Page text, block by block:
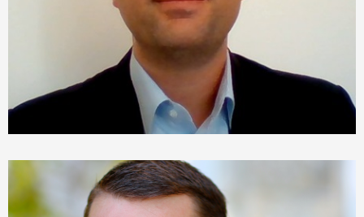
Chargé de mission pour la valorisation de la
recherche à l'Université de Toulon, Maître de
conférences en Génie Mécanique